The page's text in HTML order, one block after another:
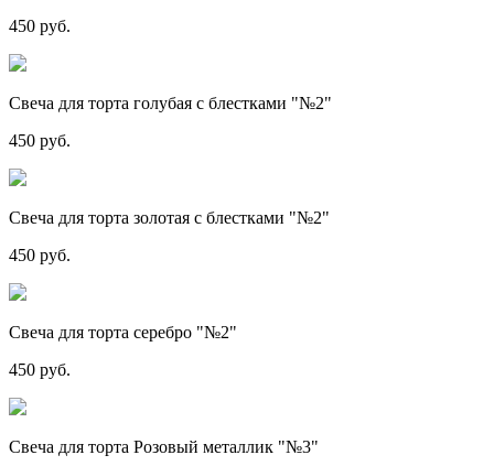
450 руб.
Свеча для торта голубая с блестками "№2"
450 руб.
Свеча для торта золотая с блестками "№2"
450 руб.
Свеча для торта серебро "№2"
450 руб.
Свеча для торта Розовый металлик "№3"